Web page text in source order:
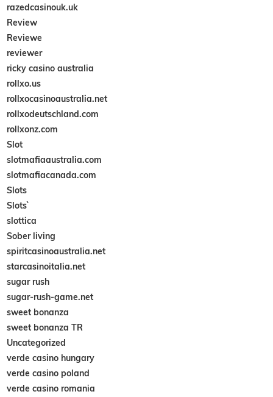
razedcasinouk.uk
Review
Reviewe
reviewer
ricky casino australia
rollxo.us
rollxocasinoaustralia.net
rollxodeutschland.com
rollxonz.com
Slot
slotmafiaaustralia.com
slotmafiacanada.com
Slots
Slots`
slottica
Sober living
spiritcasinoaustralia.net
starcasinoitalia.net
sugar rush
sugar-rush-game.net
sweet bonanza
sweet bonanza TR
Uncategorized
verde casino hungary
verde casino poland
verde casino romania